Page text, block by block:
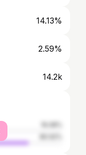
14.13%
2.59%
14.2k